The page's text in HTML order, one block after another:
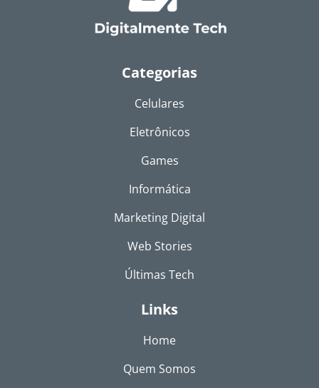
Categorias
Celulares
Eletrônicos
Games
Informática
Marketing Digital
Web Stories
Últimas Tech
Links
Home
Quem Somos